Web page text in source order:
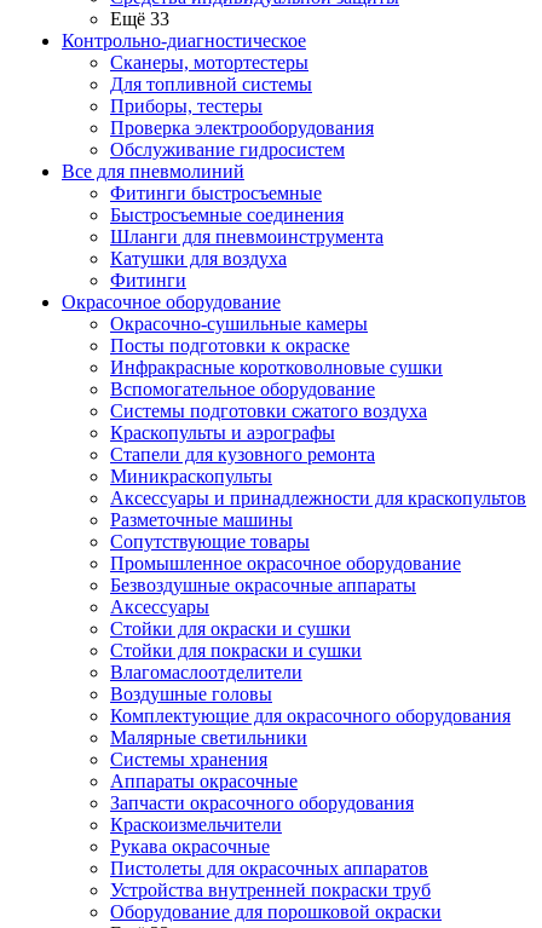
Ещё 33
Контрольно-диагностическое
Сканеры, мотортестеры
Для топливной системы
Приборы, тестеры
Проверка электрооборудования
Обслуживание гидросистем
Все для пневмолиний
Фитинги быстросъемные
Быстросъемные соединения
Шланги для пневмоинструмента
Катушки для воздуха
Фитинги
Окрасочное оборудование
Окрасочно-сушильные камеры
Посты подготовки к окраске
Инфракрасные коротковолновые сушки
Вспомогательное оборудование
Системы подготовки сжатого воздуха
Краскопульты и аэрографы
Стапели для кузовного ремонта
Миникраскопульты
Аксессуары и принадлежности для краскопультов
Разметочные машины
Сопутствующие товары
Промышленное окрасочное оборудование
Безвоздушные окрасочные аппараты
Аксессуары
Стойки для окраски и сушки
Стойки для покраски и сушки
Влагомаслоотделители
Воздушные головы
Комплектующие для окрасочного оборудования
Малярные светильники
Системы хранения
Аппараты окрасочные
Запчасти окрасочного оборудования
Краскоизмельчители
Рукава окрасочные
Пистолеты для окрасочных аппаратов
Устройства внутренней покраски труб
Оборудование для порошковой окраски